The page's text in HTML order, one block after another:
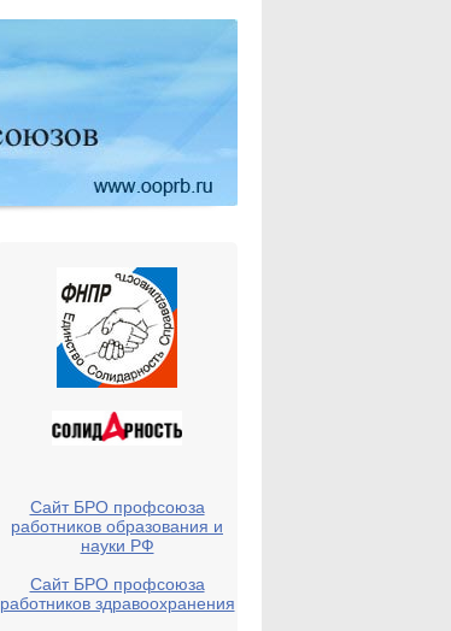
Сайт БРО профсоюза
работников образования и
науки РФ
Сайт БРО профсоюза
работников здравоохранения